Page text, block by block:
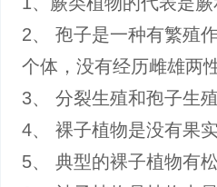
2、 孢子是一种有繁殖
个体，没有经历雌雄两
3、 分裂生殖和孢子生
4、 裸子植物是没有果
5、 典型的裸子植物有